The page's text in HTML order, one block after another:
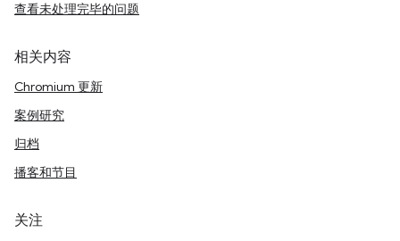
查看未处理完毕的问题
相关内容
Chromium 更新
案例研究
归档
播客和节目
关注